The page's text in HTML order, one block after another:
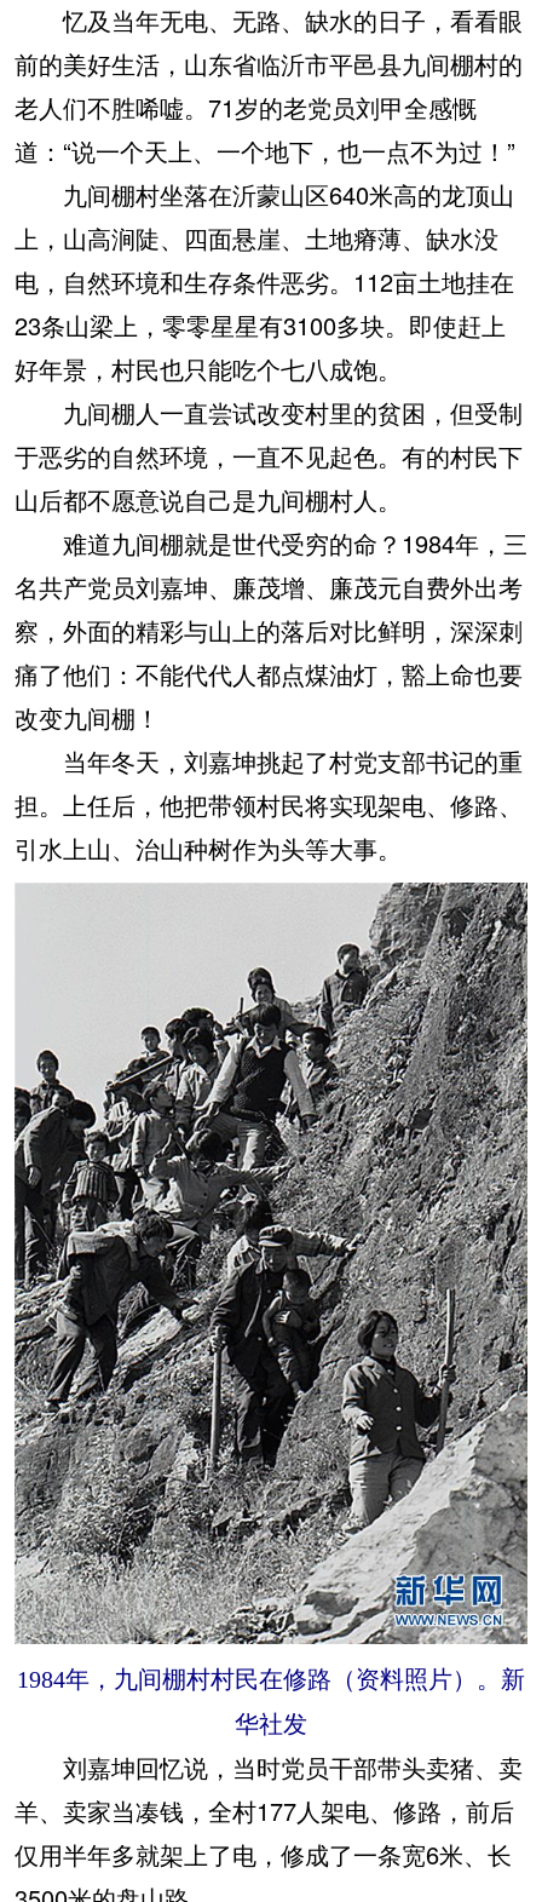
忆及当年无电、无路、缺水的日子，看看眼
前的美好生活，山东省临沂市平邑县九间棚村的
老人们不胜唏嘘。71岁的老党员刘甲全感慨
道：“说一个天上、一个地下，也一点不为过！”
九间棚村坐落在沂蒙山区640米高的龙顶山
上，山高涧陡、四面悬崖、土地瘠薄、缺水没
电，自然环境和生存条件恶劣。112亩土地挂在
23条山梁上，零零星星有3100多块。即使赶上
好年景，村民也只能吃个七八成饱。
九间棚人一直尝试改变村里的贫困，但受制
于恶劣的自然环境，一直不见起色。有的村民下
山后都不愿意说自己是九间棚村人。
难道九间棚就是世代受穷的命？1984年，三
名共产党员刘嘉坤、廉茂增、廉茂元自费外出考
察，外面的精彩与山上的落后对比鲜明，深深刺
痛了他们：不能代代人都点煤油灯，豁上命也要
改变九间棚！
当年冬天，刘嘉坤挑起了村党支部书记的重
担。上任后，他把带领村民将实现架电、修路、
引水上山、治山种树作为头等大事。
1984年，九间棚村村民在修路（资料照片）。新
华社发
刘嘉坤回忆说，当时党员干部带头卖猪、卖
羊、卖家当凑钱，全村177人架电、修路，前后
仅用半年多就架上了电，修成了一条宽6米、长